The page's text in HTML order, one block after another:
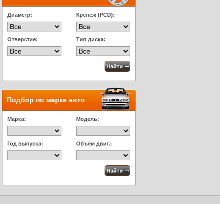
Диаметр: Крепеж (PCD):
Отверстие: Тип диска:
Подбор по марке авто
Марка: Модель:
Год выпуска: Объем двиг.: